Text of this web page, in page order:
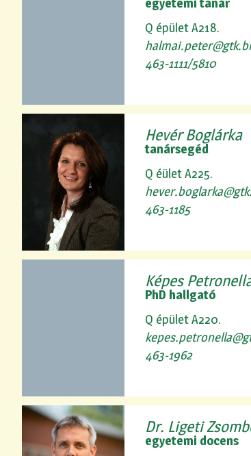
Q épület A218.
463-1111/5810
Hevér Boglárka
tanársegéd
Q éület A225.
463-1185
Képes
PhD hallgató
Q épület A220.
463-1962
Dr. Ligeti
egyetemi docens